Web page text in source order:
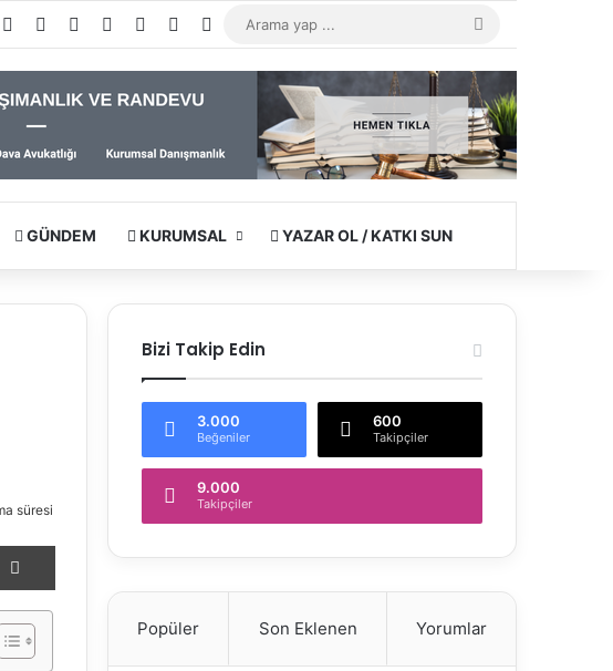
YouTubeInstagramWhatsApp
Kayıt OlRastgele Makale
Kenar Bölmesi
...
GÜNDEM KURUMSAL YAZAR OL / KATKI SUN
süresi
Bizi Takip Edin
3.000
Beğeniler
600
Takipçiler
9.000
Takipçiler
Popüler Son Eklenen Yorumlar